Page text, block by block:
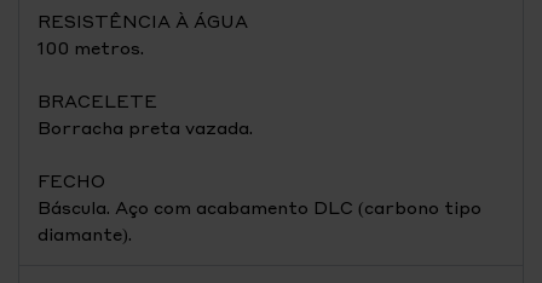
RESISTÊNCIA À ÁGUA
100 metros.
BRACELETE
Borracha preta vazada.
FECHO
Báscula. Aço com acabamento DLC (carbono tipo
diamante).